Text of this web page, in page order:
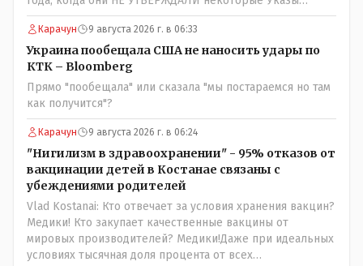
Назарбаева, особенно в части выборов и перевыборов и
некоторых вопросах внутренней политики, и тогда
Назарбай волевым Указом РАСПУСТИЛ этот бунтарский
состав. Имя - Серикболсын Абдильдин вам знакомо -
юывший секретарь ЦК КП Казахстана , впоследствии -
депутат Верховного Совета и Мажлиса и Председатель
партии коммунстов- он в то время и после и причём
НЕОДНОКРАТНО, указывал и многократно на недостатки
Назарбая и предлагал ему самому ДОБРОВОЛЬНО уйти с
поста Президента.
Карачун 9 августа 2026 г. в 06:33
Украина пообещала США не наносить удары по
КТК – Bloomberg
Прямо "пообещала" или сказала "мы постараемся но там
как получится"?
Карачун 9 августа 2026 г. в 06:24
"Нигилизм в здравоохранении" - 95% отказов от
вакцинации детей в Костанае связаны с
убеждениями родителей
Vlad Kostanai: Кто отвечает за условия хранения вакцин?
Медики! Кто закупает качественные вакцины от
мировых производителей? Медики!Даже при идеальных
условиях тысячная доля процента от всех